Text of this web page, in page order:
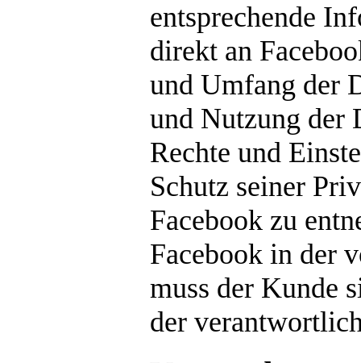
entsprechende
direkt an
und Umfang der
und Nutzung der
Rechte und
Schutz seiner
Facebook zu
Facebook in der
muss der Kunde
der